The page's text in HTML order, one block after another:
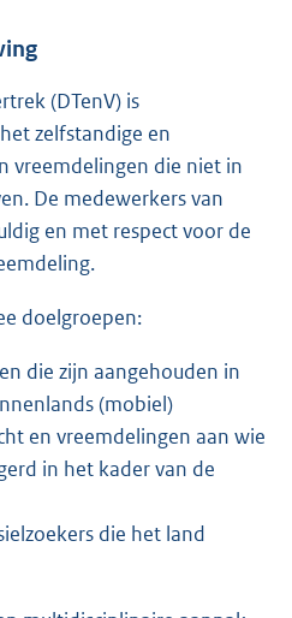
(DTenV) is
zelfstandige en
vreemdelingen die niet in
De medewerkers van
en met respect voor de
doelgroepen:
die zijn aangehouden in
(mobiel)
en vreemdelingen aan wie
in het kader van de
die het land